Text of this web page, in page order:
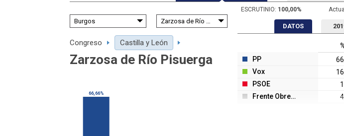
ESCRUTINIO: 100,00%
Congreso Castilla y León
Zarzosa de Río Pisuerga
66,66%
DATOS
PP
Vox
PSOE
Frente Obrero